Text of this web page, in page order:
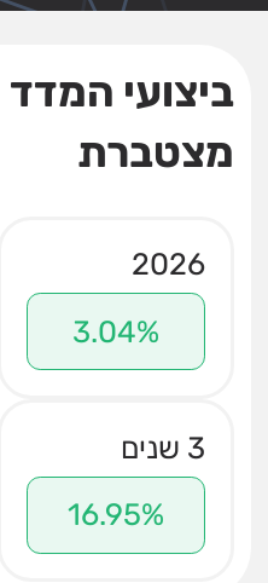
ביצועי
מצטברת
2026
3.04%
3 שנים
16.95%